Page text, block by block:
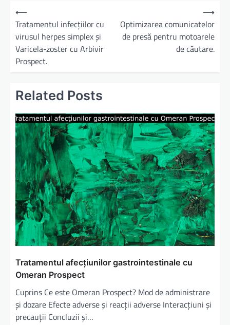
N
g
⟵
Tratamentul infecțiilor cu
virusul herpes simplex și
Varicela-zoster cu Arbivir
Prospect.
Optimizarea comunicatelor
de presă pentru motoarele
de căutare.
⟶
Related Posts
Tratamentul afecțiunilor gastrointestinale cu
Omeran Prospect
Cuprins Ce este Omeran Prospect? Mod de administrare
și dozare Efecte adverse și reacții adverse Interacțiuni și
precauții Concluzii și…